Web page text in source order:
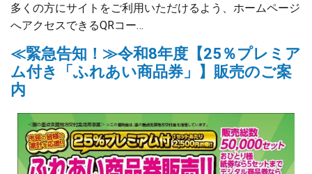
多くの方にサイトをご利用いただけるよう、ホームページ
へアクセスできるQRコー…
≪緊急告知！≫令和8年度【25％プレミア
ム付き「ふれあい商品券」】販売のご案
内